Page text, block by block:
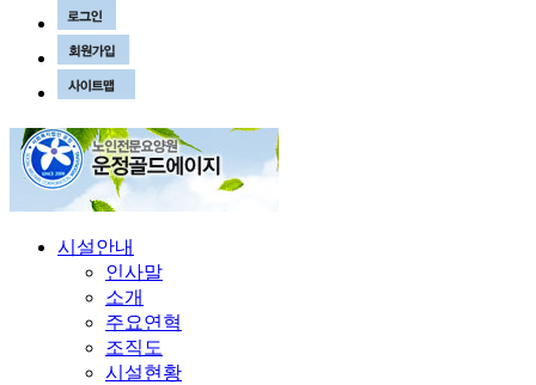
시설안내
인사말
소개
주요연혁
조직도
시설현황